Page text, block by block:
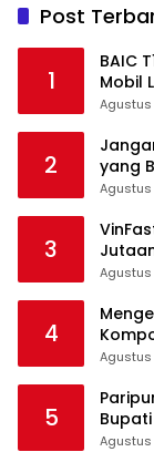
Post
1
BAIC
Mobil
Pasar
Agustus
2
yang
Agustus
3
Motor
Agustus
4
Agustus
5
Agustus